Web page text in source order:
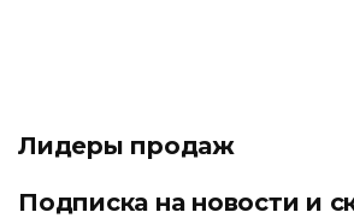
Лидеры продаж
Подписка на новости и